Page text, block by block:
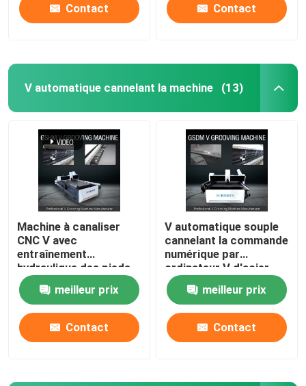
Contact Contact
V automatique cannelant la machine (13)
Machine à canaliser
CNC V avec
entraînement
hydraulique des pieds
pour porte - modèle
1225
meilleur prix
Contact
V automatique souple
cannelant la commande
numérique par
ordinateur V d'acier
inoxydable de machine
cannelant la machine
1240
meilleur prix
Contact